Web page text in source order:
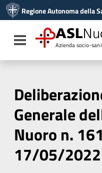
Vai al menu di
Vai al footer
Regione Autonoma della
Toggle navigation
ASL
Azienda socio-
Generale
Nuoro n.
17/05/2022